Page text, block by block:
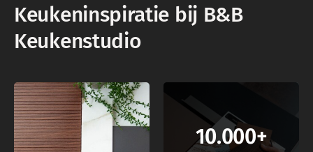
Keukeninspiratie bij B&B
Keukenstudio
10.000+